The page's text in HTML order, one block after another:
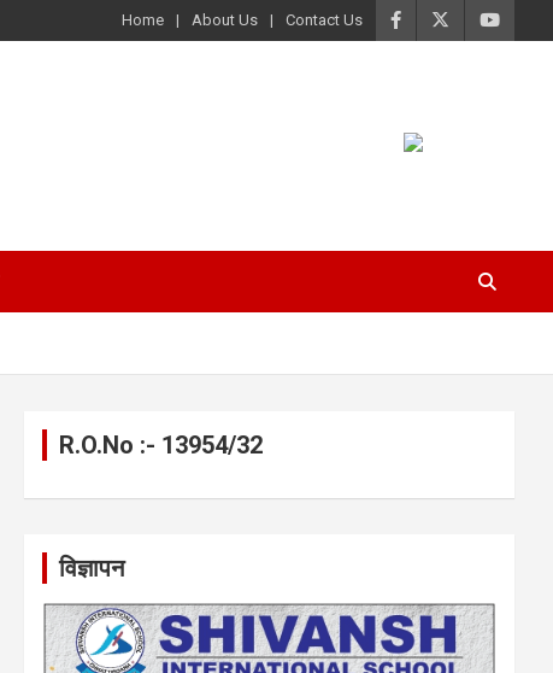
Home About Us Contact Us
R.O.No :- 13954/32
विज्ञापन